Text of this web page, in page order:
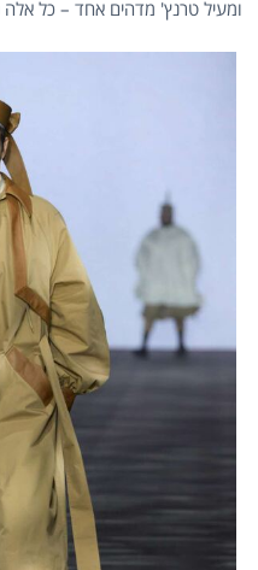
ומעיל טרנץ' מדהים אחד – כל אלה